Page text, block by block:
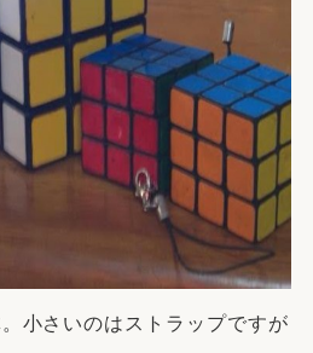
小さいのはストラップですが